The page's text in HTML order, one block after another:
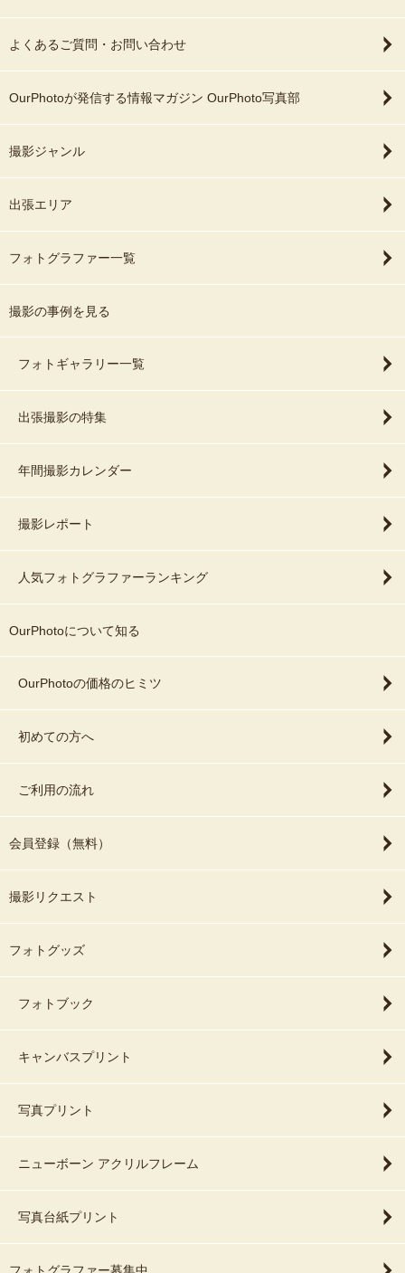
よくあるご質問・お問い合わせ
OurPhotoが発信する情報マガジン OurPhoto写真部
撮影ジャンル
出張エリア
フォトグラファー一覧
撮影の事例を見る
フォトギャラリー一覧
出張撮影の特集
年間撮影カレンダー
撮影レポート
人気フォトグラファーランキング
OurPhotoについて知る
OurPhotoの価格のヒミツ
初めての方へ
ご利用の流れ
会員登録（無料）
撮影リクエスト
フォトグッズ
フォトブック
キャンバスプリント
写真プリント
ニューボーン アクリルフレーム
写真台紙プリント